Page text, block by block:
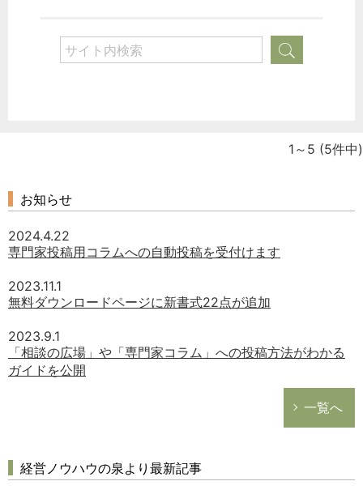
1～5 (5件中)
お知らせ
2024.4.22
専門家投稿用コラムへの自動投稿を受付けます
2023.11.1
無料ダウンロードページに新書式22点が追加
2023.9.1
「相談の広場」や「専門家コラム」への投稿方法がわかる
ガイドを公開
一覧へ
経営ノウハウの泉より最新記事